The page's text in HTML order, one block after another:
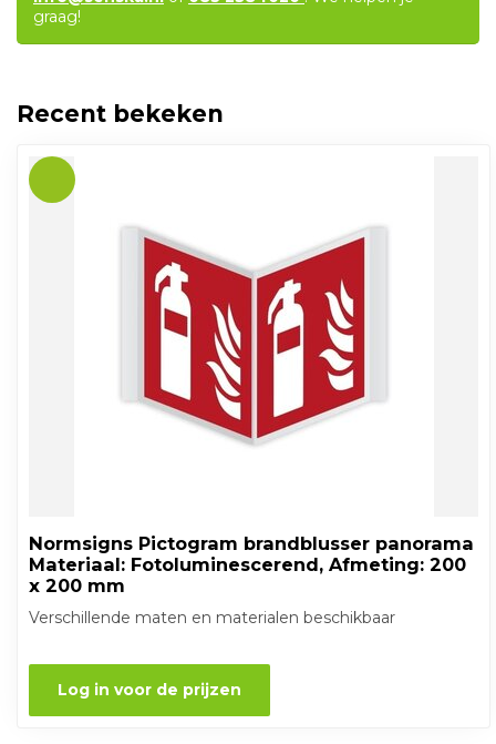
graag!
Recent bekeken
Normsigns Pictogram brandblusser panorama
Materiaal: Fotoluminescerend, Afmeting: 200
x 200 mm
Verschillende maten en materialen beschikbaar
Log in voor de prijzen